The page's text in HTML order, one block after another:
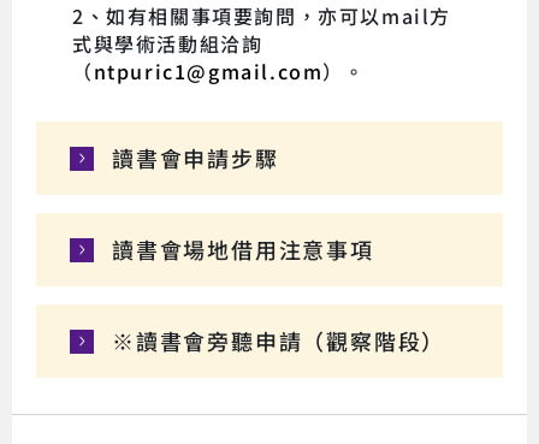
2、如有相關事項要詢問，亦可以mail方
式與學術活動組洽詢
（ntpuric1@gmail.com）。
讀書會申請步驟
讀書會場地借用注意事項
※讀書會旁聽申請（觀察階段）